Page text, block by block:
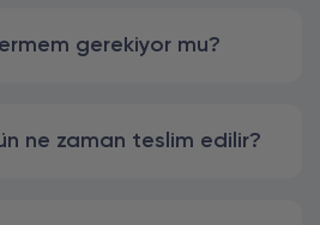
gerekiyor mu?
ne zaman teslim edilir?